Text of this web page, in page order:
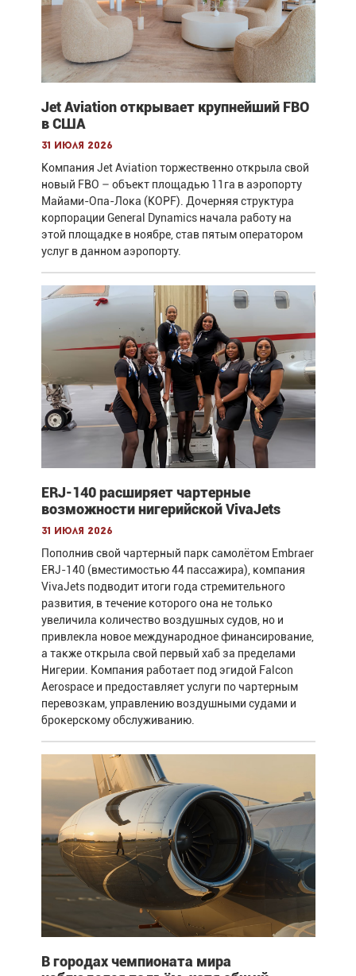
Jet Aviation открывает крупнейший FBO
в США
31 июля 2026
Компания Jet Aviation торжественно открыла свой
новый FBO – объект площадью 11га в аэропорту
Майами-Опа-Лока (KOPF). Дочерняя структура
корпорации General Dynamics начала работу на
этой площадке в ноябре, став пятым оператором
услуг в данном аэропорту.
ERJ-140 расширяет чартерные
возможности нигерийской VivaJets
31 июля 2026
Пополнив свой чартерный парк самолётом Embraer
ERJ-140 (вместимостью 44 пассажира), компания
VivaJets подводит итоги года стремительного
развития, в течение которого она не только
увеличила количество воздушных судов, но и
привлекла новое международное финансирование,
а также открыла свой первый хаб за пределами
Нигерии. Компания работает под эгидой Falcon
Aerospace и предоставляет услуги по чартерным
перевозкам, управлению воздушными судами и
брокерскому обслуживанию.
В городах чемпионата мира